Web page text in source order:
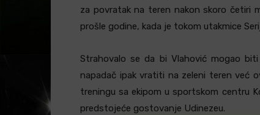
za povratak na teren nakon skoro četiri
prošle godine, kada je tokom utakmice
Strahovalo se da bi Vlahović mogao
napadač ipak vratiti na zeleni teren već
treningu sa ekipom u sportskom centru
predstojeće gostovanje Udinezeu.